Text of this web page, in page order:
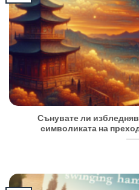
Сънувате ли
символиката на